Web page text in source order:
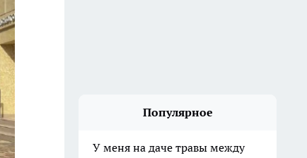
Популярное
У меня на даче травы между